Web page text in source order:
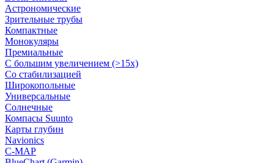
Астрономические
Зрительные трубы
Компактные
Монокуляры
Премиальные
С большим увеличением (>15x)
Со стабилизацией
Широкопольные
Универсальные
Солнечные
Компасы Suunto
Карты глубин
Navionics
C-MAP